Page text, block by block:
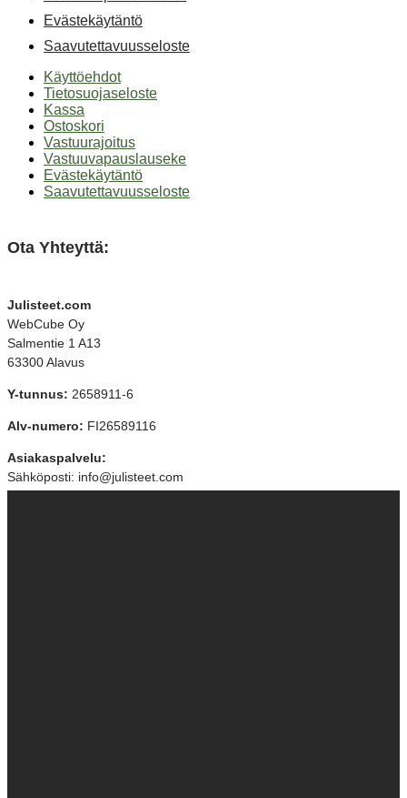
Evästekäytäntö
Saavutettavuusseloste
Käyttöehdot
Tietosuojaseloste
Kassa
Ostoskori
Vastuurajoitus
Vastuuvapauslauseke
Evästekäytäntö
Saavutettavuusseloste
Ota Yhteyttä:
Julisteet.com
WebCube Oy
Salmentie 1 A13
63300 Alavus
Y-tunnus: 2658911-6
Alv-numero: FI26589116
Asiakaspalvelu:
Sähköposti: info@julisteet.com